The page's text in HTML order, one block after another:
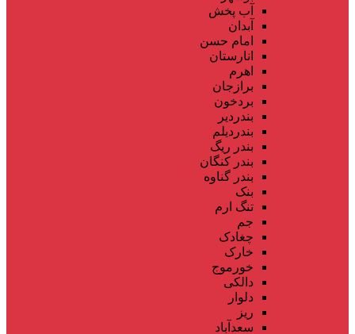
آب پخش
آبدان
امام حسن
انارستان
اهرم
برازجان
بردخون
بندردیر
بندردیلم
بندر ریگ
بندر کنگان
بندر گناوه
بنک
تنگ ارم
جم
چغادک
خارک
خورموج
دالکی
دلوار
ریز
سعدآباد